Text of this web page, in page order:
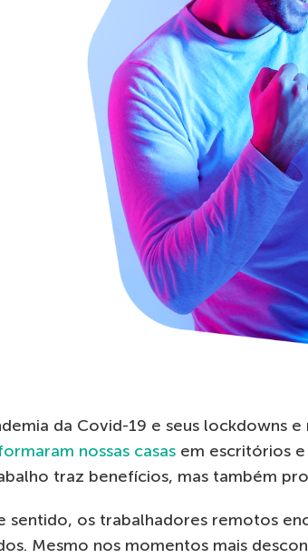
da Covid-19 e seus lockdowns
nossas casas em escritórios
traz benefícios, mas também
sentido, os trabalhadores remotos
Mesmo nos momentos mais